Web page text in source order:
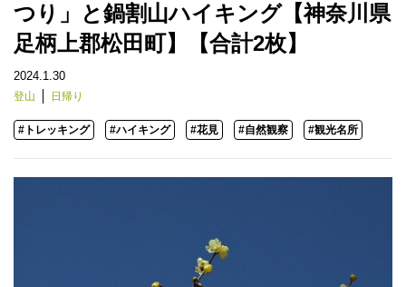
つり」と鍋割山ハイキング【神奈川県
足柄上郡松田町】【合計2枚】
2024.1.30
登山 日帰り
#トレッキング #ハイキング #花見 #自然観察 #観光名所